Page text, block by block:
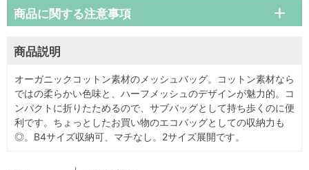
商品説明
オーガニックコットン素材のメッシュバッグ。コットン素材なら
ではの柔らかい色味と、ハーフメッシュのデザインが魅力的。コ
ンパクトに折りたためるので、サブバッグとして持ち歩くのに便
利です。ちょっとしたお買い物のエコバッグとしての収納力も
◎。B4サイズ収納可、マチなし。2サイズ展開です。
商品に関する注意事項